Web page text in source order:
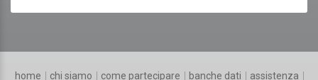
home chi siamo come partecipare banche dati assistenza